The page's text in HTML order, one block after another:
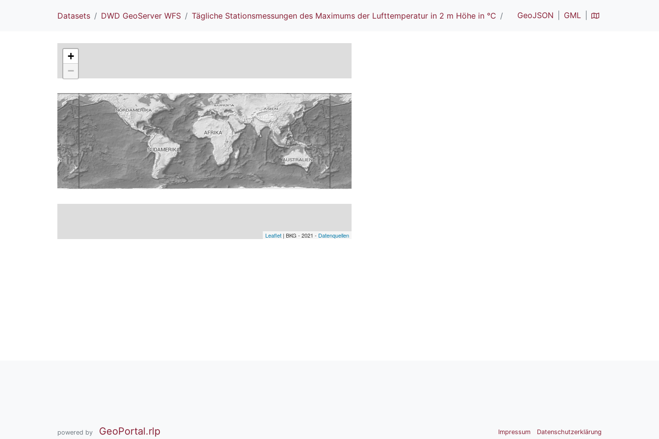
Datasets DWD GeoServer WFS Tägliche Stationsmessungen des Maximums der Lufttemperatur in 2 m Höhe in °C GeoJSON GML
+
−
Leaflet | BKG - 2021 - Datenquellen
powered by GeoPortal.rlp Impressum Datenschutzerklärung